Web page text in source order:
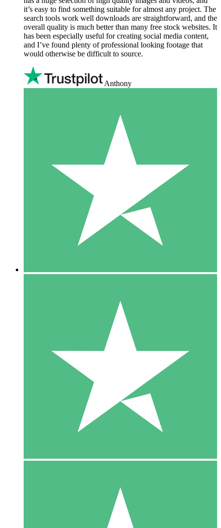
it’s easy to find something suitable for almost any project. The
search tools work well downloads are straightforward, and the
overall quality is much better than many free stock websites. It
has been especially useful for creating social media content,
and I’ve found plenty of professional looking footage that
would otherwise be difficult to source.
Anthony